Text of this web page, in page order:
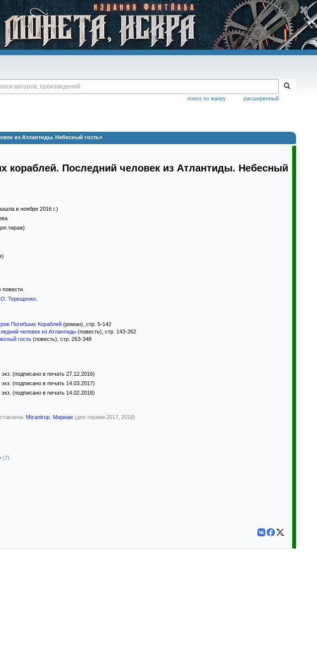
расширенный
поиск по жанру
из Атлантиды. Небесный гость»
кораблей. Последний человек из Атлантиды. Небесный
в ноябре 2016 г.)
О. Терещенко.
Погибших Кораблей (роман), стр. 5-142
человек из Атлантиды (повесть), стр. 143-262
гость (повесть), стр. 263-348
(подписано в печать 27.12.2016)
(подписано в печать 14.03.2017)
(подписано в печать 14.02.2018)
Mizantrop Мириам (доп.тиражи 2017, 2018)
(7)